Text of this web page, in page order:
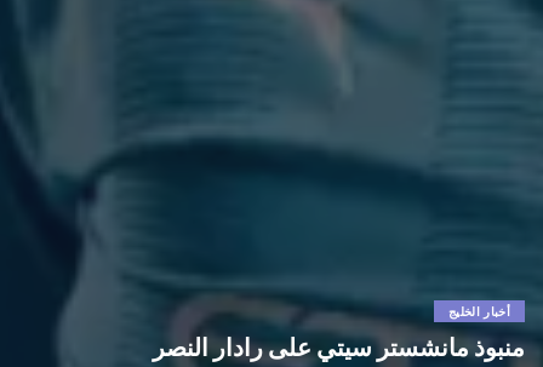
أخبار الخليج
منبوذ مانشستر سيتي على رادار النصر